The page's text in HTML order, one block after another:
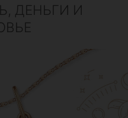
ДЕНЬГИ И
знаков зодиака: что ждет